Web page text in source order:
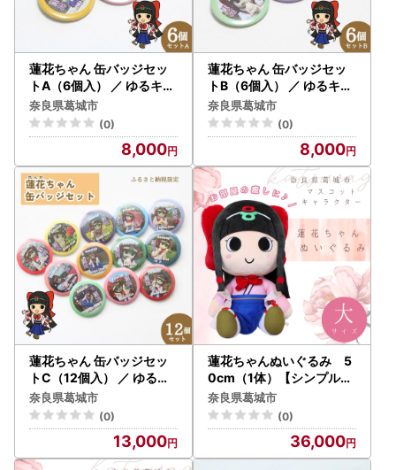
蓮花ちゃん 缶バッジセッ
トA（6個入） ／ ゆるキャ
ラ ご当地キャラ グッズ マ
スコット コレクション 奈
良県 葛城市【kckk002】
奈良県葛城市
(0)
8,000
蓮花ちゃん 缶バッジセッ
トB（6個入） ／ ゆるキャ
ラ ご当地キャラ グッズ マ
スコット コレクション 奈
良県 葛城市【kckk003】
奈良県葛城市
(0)
8,000
蓮花ちゃん 缶バッジセッ
トC（12個入） ／ ゆるキ
ャラ ご当地キャラ グッズ
マスコット コレクション
奈良県 葛城市【kckk004
奈良県葛城市
(0)
13,000
蓮花ちゃんぬいぐるみ 5
0cm（1体）【シンプル梱
包】 ／ ゆるキャラ ご当地
キャラ グッズ マスコット
コレクション ぬいぐるみ
奈良県 葛城市【kckk006
-1】
奈良県葛城市
(0)
36,000